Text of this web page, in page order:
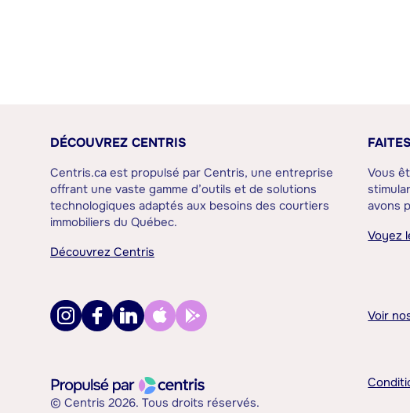
DÉCOUVREZ CENTRIS
Centris.ca est propulsé par Centris, une entreprise
offrant une vaste gamme d’outils et de solutions
technologiques adaptés aux besoins des courtiers
immobiliers du Québec.
Découvrez Centris
Vous
avons
Voyez
Voir
© Centris 2026. Tous droits réservés.